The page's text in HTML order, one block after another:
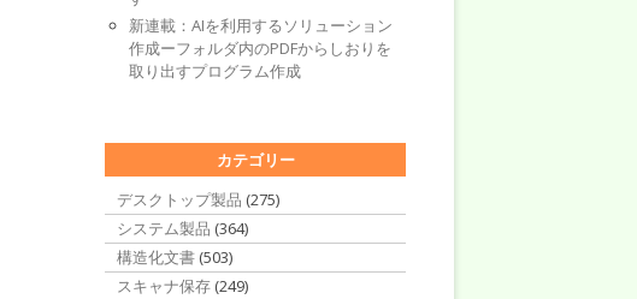
新連載：AIを利用するソリューション
作成ーフォルダ内のPDFからしおりを
取り出すプログラム作成
カテゴリー
デスクトップ製品 (275)
システム製品 (364)
構造化文書 (503)
スキャナ保存 (249)